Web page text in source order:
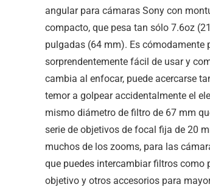
angular para cámaras Sony con
compacto, que pesa tan sólo 7.6oz (
pulgadas (64 mm). Es cómodamente
sorprendentemente fácil de usar y
cambia al enfocar, puede acercarse
temor a golpear accidentalmente el
mismo diámetro de filtro de 67 mm
serie de objetivos de focal fija de 20
muchos de los zooms, para las
que puedes intercambiar filtros como
objetivo y otros accesorios para